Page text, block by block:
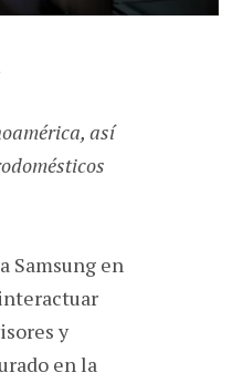
así
Samsung en
y
en la